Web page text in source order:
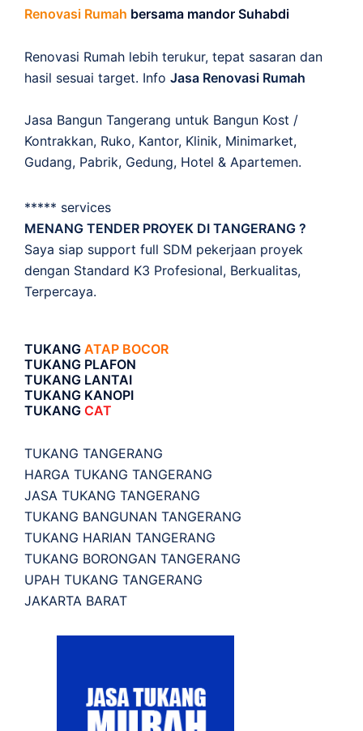
Renovasi Rumah bersama mandor Suhabdi
Renovasi Rumah lebih terukur, tepat sasaran dan
hasil sesuai target. Info Jasa Renovasi Rumah
Jasa Bangun Tangerang untuk Bangun Kost /
Kontrakkan, Ruko, Kantor, Klinik, Minimarket,
Gudang, Pabrik, Gedung, Hotel & Apartemen.
***** services
MENANG TENDER PROYEK DI TANGERANG ?
Saya siap support full SDM pekerjaan proyek
dengan Standard K3 Profesional, Berkualitas,
Terpercaya.
TUKANG ATAP BOCOR
TUKANG PLAFON
TUKANG LANTAI
TUKANG KANOPI
TUKANG CAT
TUKANG TANGERANG
HARGA TUKANG TANGERANG
JASA TUKANG TANGERANG
TUKANG BANGUNAN TANGERANG
TUKANG HARIAN TANGERANG
TUKANG BORONGAN TANGERANG
UPAH TUKANG TANGERANG
JAKARTA BARAT